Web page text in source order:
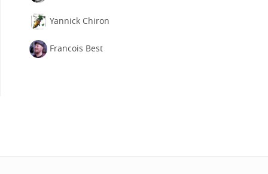
Yannick Chiron
Francois Best